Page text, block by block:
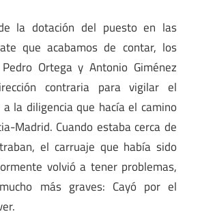
la dotación del puesto en las
que acabamos de contar, los
Ortega y Antonio Giménez
contraria para vigilar el
la diligencia que hacía el camino
Madrid. Cuando estaba cerca de
el carruaje que había sido
volvió a tener problemas,
más graves: Cayó por el